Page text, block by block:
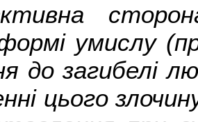
умислу
до загибелі
цього